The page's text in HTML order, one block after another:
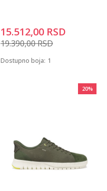
15.512,00 RSD
19.390,00RSD
Dostupno boja: 1
20%